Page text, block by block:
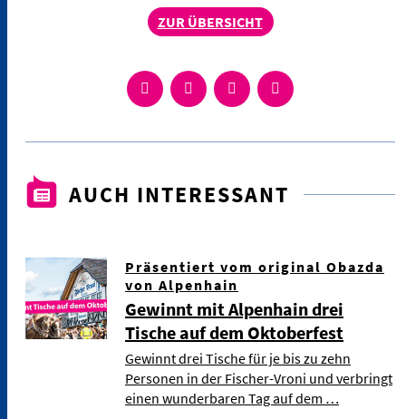
ZUR ÜBERSICHT
AUCH INTERESSANT
Präsentiert vom original Obazda
von Alpenhain
Gewinnt mit Alpenhain drei
Tische auf dem Oktoberfest
Gewinnt drei Tische für je bis zu zehn
Personen in der Fischer-Vroni und verbringt
einen wunderbaren Tag auf dem …